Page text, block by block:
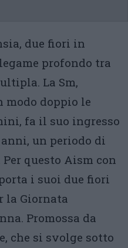
due fiori in
profondo tra
La Sm,
modo doppio le
fa il suo ingresso
un periodo di
questo Aism con
i suoi due fiori
la Giornata
Promossa da
che si svolge sotto